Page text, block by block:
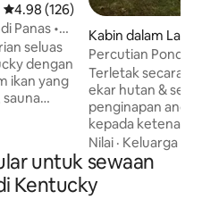
Penarafan purata 4.98 daripada
4.98 (126)
Panas •
seluas
dengan
ikan yang
sauna
dan
Highland,
Kabin dalam
Percutian Pondok
dengan Lubang
Terletak secara
ekar hutan &
penginapan
kepada
jadi, sokong
memanfaatkan
Kemudahan
lokasi, ruang
Nilai · Keluarga
untuk sewaan
Kentucky